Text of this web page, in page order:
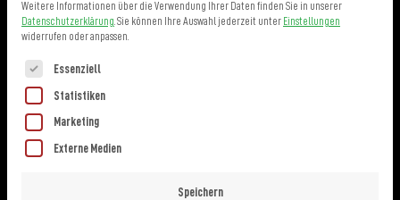
Weitere Informationen über die Verwendung Ihrer Daten finden Sie in unserer
Datenschutzerklärung Sie können Ihre Auswahl jederzeit unter Einstellungen
widerrufen oder anpassen.
Es folgt eine Liste der Service-Gruppen, für die eine Einwilligung erteilt
Essenziell
Statistiken
Marketing
Externe Medien
Speichern